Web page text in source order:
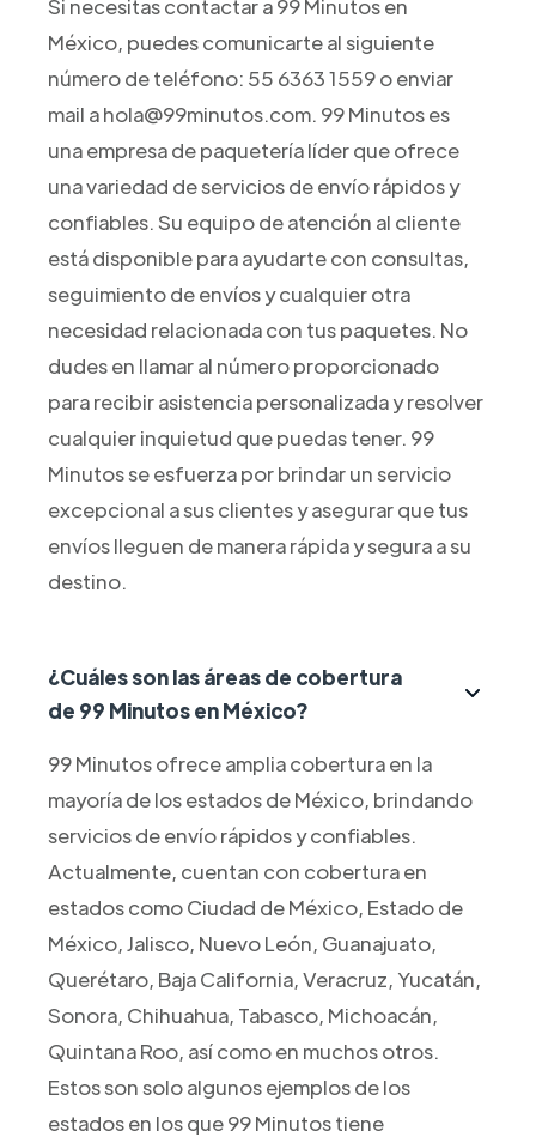
Si necesitas contactar a 99 Minutos en
México, puedes comunicarte al siguiente
número de teléfono: 55 6363 1559 o enviar
mail a hola@99minutos.com. 99 Minutos es
una empresa de paquetería líder que ofrece
una variedad de servicios de envío rápidos y
confiables. Su equipo de atención al cliente
está disponible para ayudarte con consultas,
seguimiento de envíos y cualquier otra
necesidad relacionada con tus paquetes. No
dudes en llamar al número proporcionado
para recibir asistencia personalizada y resolver
cualquier inquietud que puedas tener. 99
Minutos se esfuerza por brindar un servicio
excepcional a sus clientes y asegurar que tus
envíos lleguen de manera rápida y segura a su
destino.
¿Cuáles son las áreas de cobertura
de 99 Minutos en México?
99 Minutos ofrece amplia cobertura en la
mayoría de los estados de México, brindando
servicios de envío rápidos y confiables.
Actualmente, cuentan con cobertura en
estados como Ciudad de México, Estado de
México, Jalisco, Nuevo León, Guanajuato,
Querétaro, Baja California, Veracruz, Yucatán,
Sonora, Chihuahua, Tabasco, Michoacán,
Quintana Roo, así como en muchos otros.
Estos son solo algunos ejemplos de los
estados en los que 99 Minutos tiene